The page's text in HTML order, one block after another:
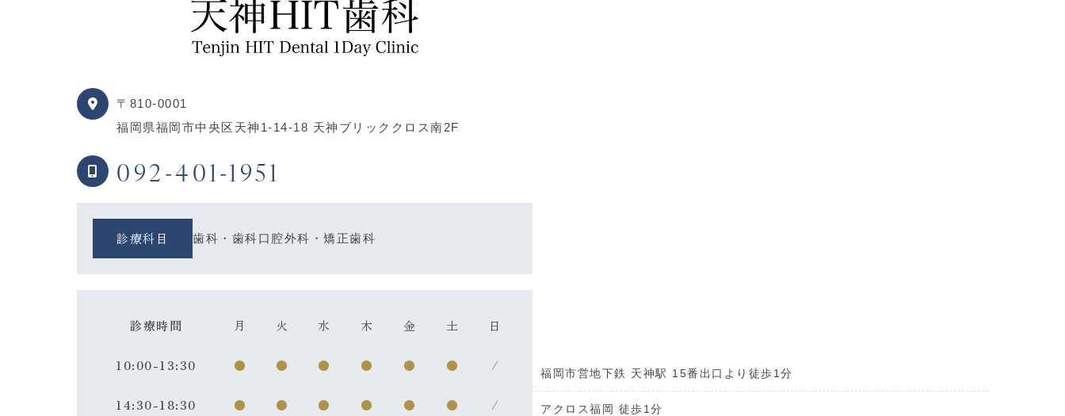
〒810-0001
福岡県福岡市中央区天神1-14-18 天神ブリッククロス南2F
092-401-1951
診療科目 歯科・歯科口腔外科・矯正歯科
診療時間 月 火 水 木 金 土 日
10:00-13:30 ● ● ● ● ● ● /
14:30-18:30 ● ● ● ● ● ● /
福岡市営地下鉄 天神駅 15番出口より徒歩1分
アクロス福岡 徒歩1分